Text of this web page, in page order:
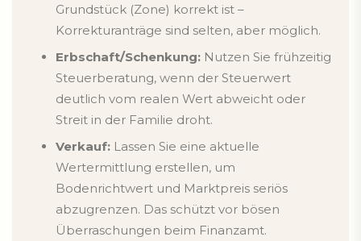
Grundstück (Zone) korrekt ist –
Korrekturanträge sind selten, aber möglich.
Erbschaft/Schenkung: Nutzen Sie frühzeitig
Steuerberatung, wenn der Steuerwert
deutlich vom realen Wert abweicht oder
Streit in der Familie droht.
Verkauf: Lassen Sie eine aktuelle
Wertermittlung erstellen, um
Bodenrichtwert und Marktpreis seriös
abzugrenzen. Das schützt vor bösen
Überraschungen beim Finanzamt.